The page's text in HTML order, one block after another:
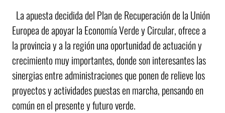
La apuesta decidida del Plan de Recuperación de la Unión
Europea de apoyar la Economía Verde y Circular, ofrece a
la provincia y a la región una oportunidad de actuación y
crecimiento muy importantes, donde son interesantes las
sinergias entre administraciones que ponen de relieve los
proyectos y actividades puestas en marcha, pensando en
común en el presente y futuro verde.